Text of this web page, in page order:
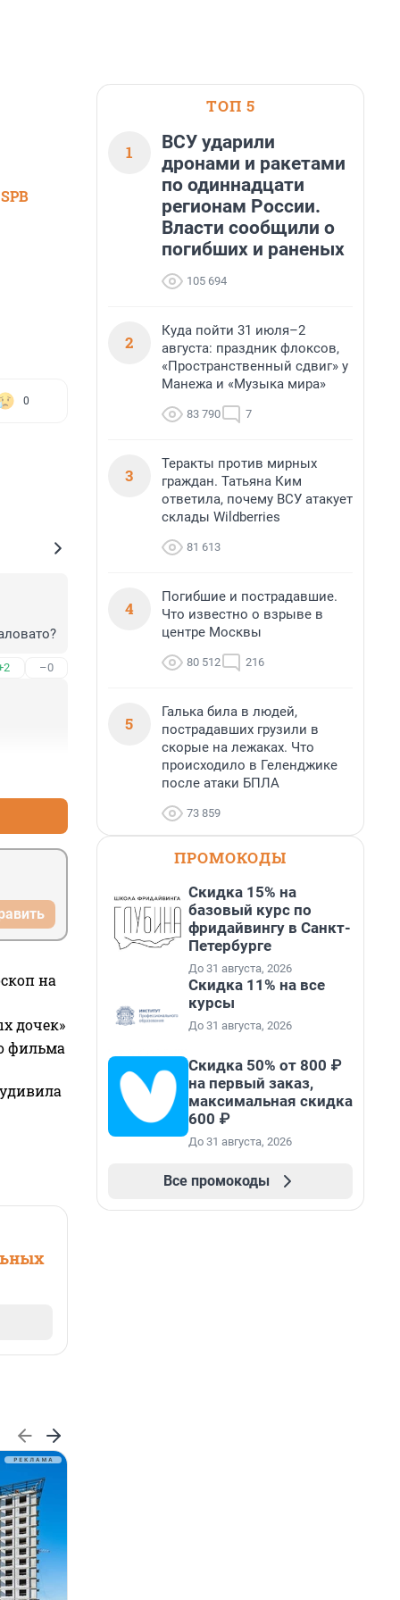
0
–0
на
дочек»
фильма
ТОП 5
1
ВСУ ударили
дронами и ракетами
по одиннадцати
регионам России.
Власти сообщили о
погибших и раненых
105 694
2
Куда пойти 31 июля–2
августа: праздник флоксов,
«Пространственный сдвиг» у
Манежа и «Музыка мира»
83 790 7
3
Теракты против мирных
граждан. Татьяна Ким
ответила, почему ВСУ атакует
склады Wildberries
81 613
4
Погибшие и пострадавшие.
Что известно о взрыве в
центре Москвы
80 512 216
5
Галька била в людей,
пострадавших грузили в
скорые на лежаках. Что
происходило в Геленджике
после атаки БПЛА
73 859
ПРОМОКОДЫ
Скидка 15% на
базовый курс по
фридайвингу в Санкт-
Петербурге
До 31 августа, 2026
Скидка 11% на все
курсы
До 31 августа, 2026
Скидка 50% от 800 ₽
на первый заказ,
максимальная скидка
600 ₽
До 31 августа, 2026
Все промокоды